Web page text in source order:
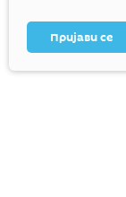
Пријави се